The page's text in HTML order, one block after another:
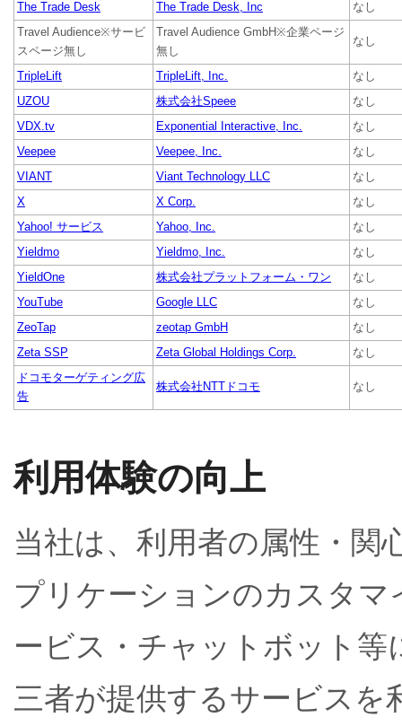
The Trade Desk
The Trade Desk, Inc
なし
Travel Audience※サービ
スページ無し
Travel Audience GmbH※企業ページ
無し
なし
TripleLift TripleLift, Inc.
なし
UZOU
株式会社Speee
なし
VDX.tv
Exponential Interactive, Inc.
なし
Veepee
Veepee, Inc.
なし
VIANT
Viant Technology LLC
なし
X
X Corp.
なし
Yahoo! サービス
Yahoo, Inc.
なし
Yieldmo
Yieldmo, Inc.
なし
YieldOne
株式会社プラットフォーム・ワン
なし
YouTube
Google LLC
なし
ZeoTap
zeotap GmbH
なし
Zeta SSP
Zeta Global Holdings Corp.
なし
ドコモターゲティング広
告
株式会社NTTドコモ なし
利用体験の向上
当社は、利用者の属性・関
プリケーションのカスタ
ービス・チャットボット
三者が提供するサービスを